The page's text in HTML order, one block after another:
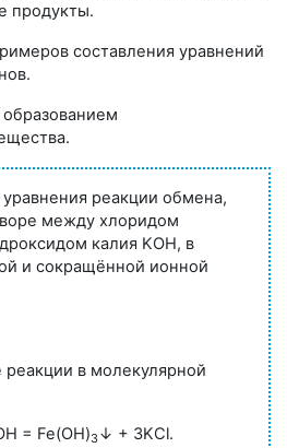
продукты.
составления уравнений
уравнения реакции обмена,
между хлоридом
калия KOH, в
и сокращённой ионной
в молекулярной
= Fe(OH)3↓ + 3KCl.